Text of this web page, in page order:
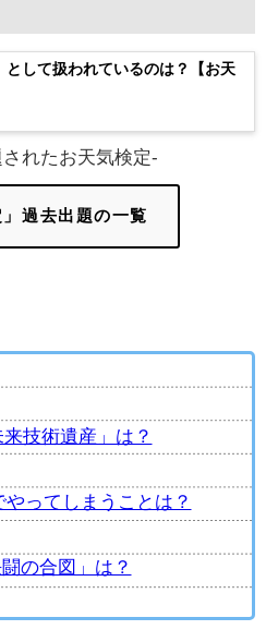
として扱われているのは？【お天
れたお天気検定-
」過去出題の一覧
技術遺産」は？
ってしまうことは？
の合図」は？